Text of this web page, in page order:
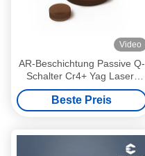
Video
AR-Beschichtung Passive Q-
Schalter Cr4+ Yag Laser-
Stab für
Schönheitslasermaschine
Beste Preis